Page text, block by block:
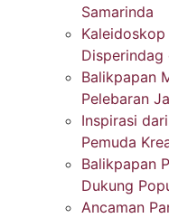
Samarinda
Disperindag
Balikpapan
Pelebaran
Inspirasi
Pemuda
Balikpapan
Dukung
Ancaman